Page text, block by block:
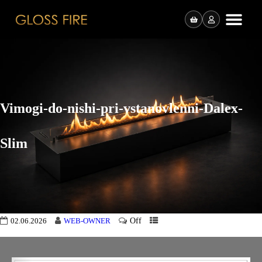
Vimogi-do-nishi-pri-vstanovlenni-Dalex-
Slim
02.06.2026 WEB-OWNER Off